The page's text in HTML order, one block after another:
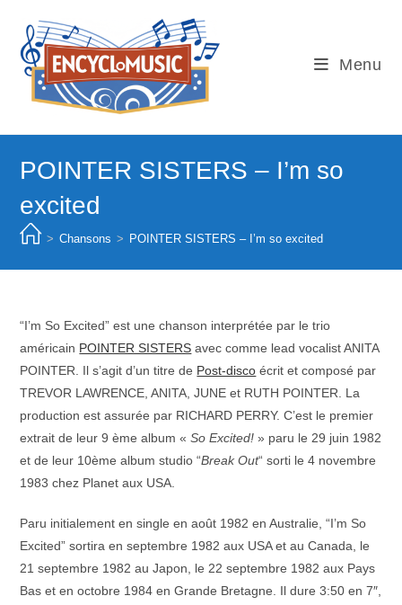
content
Menu
POINTER SISTERS – I’m so
excited
> Chansons > POINTER SISTERS – I’m so excited
“I’m So Excited” est une chanson interprétée par le trio
américain POINTER SISTERS avec comme lead vocalist ANITA
POINTER. Il s’agit d’un titre de Post-disco écrit et composé par
TREVOR LAWRENCE, ANITA, JUNE et RUTH POINTER. La
production est assurée par RICHARD PERRY. C’est le premier
extrait de leur 9 ème album «So Excited! » paru le 29 juin 1982
et de leur 10ème album studio “Break Out“ sorti le 4 novembre
1983 chez Planet aux USA.
Paru initialement en single en août 1982 en Australie, “I’m So
Excited” sortira en septembre 1982 aux USA et au Canada, le
21 septembre 1982 au Japon, le 22 septembre 1982 aux Pays
Bas et en octobre 1984 en Grande Bretagne. Il dure 3:50 en 7″,